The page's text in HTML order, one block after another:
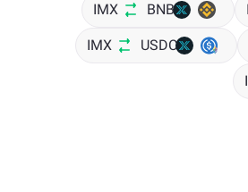
BNB
IMX
USDC
IMX